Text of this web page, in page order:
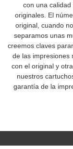
con una
originales. El
original, cuando
separamos unas
creemos claves
de las impresiones
con el original y
nuestros
garantía de la